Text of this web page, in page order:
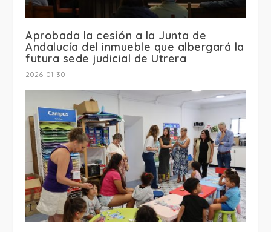
Aprobada la cesión a la Junta de
Andalucía del inmueble que albergará la
futura sede judicial de Utrera
2026-01-30